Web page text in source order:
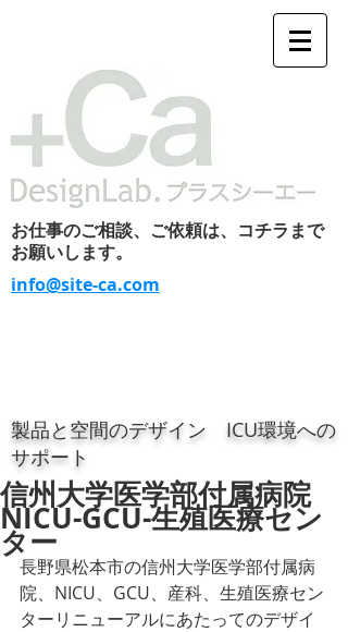
お仕事のご相談、ご依頼は、コチラまで
お願いします。
info@site-ca.com
製品と空間のデザイン ICU環境への
サポート
信州大学医学部付属病院
NICU-GCU-生殖医療セン
ター
長野県松本市の信州大学医学部付属病
院、NICU、GCU、産科、生殖医療セン
ターリニューアルにあたってのデザイ